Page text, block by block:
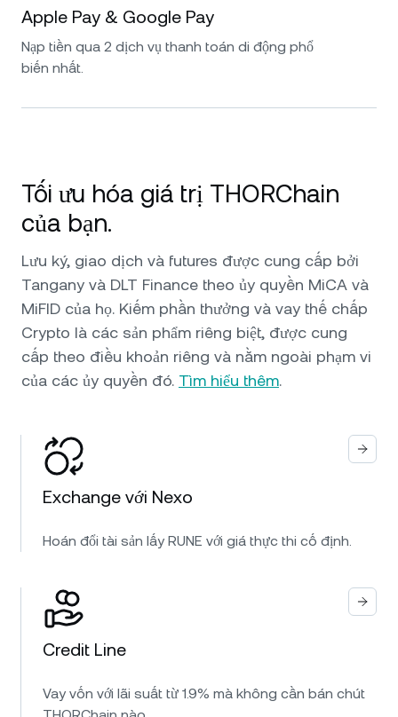
Apple Pay & Google Pay
Nạp tiền qua 2 dịch vụ thanh toán di động phổ
biến nhất.
Tối ưu hóa giá trị THORChain
của bạn.
Lưu ký, giao dịch và futures được cung cấp bởi
Tangany và DLT Finance theo ủy quyền MiCA và
MiFID của họ. Kiếm phần thưởng và vay thế chấp
Crypto là các sản phẩm riêng biệt, được cung
cấp theo điều khoản riêng và nằm ngoài phạm vi
của các ủy quyền đó. Tìm hiểu thêm.
Exchange với Nexo
Hoán đổi tài sản lấy RUNE với giá thực thi cố định.
Credit Line
Vay vốn với lãi suất từ 1.9% mà không cần bán chút